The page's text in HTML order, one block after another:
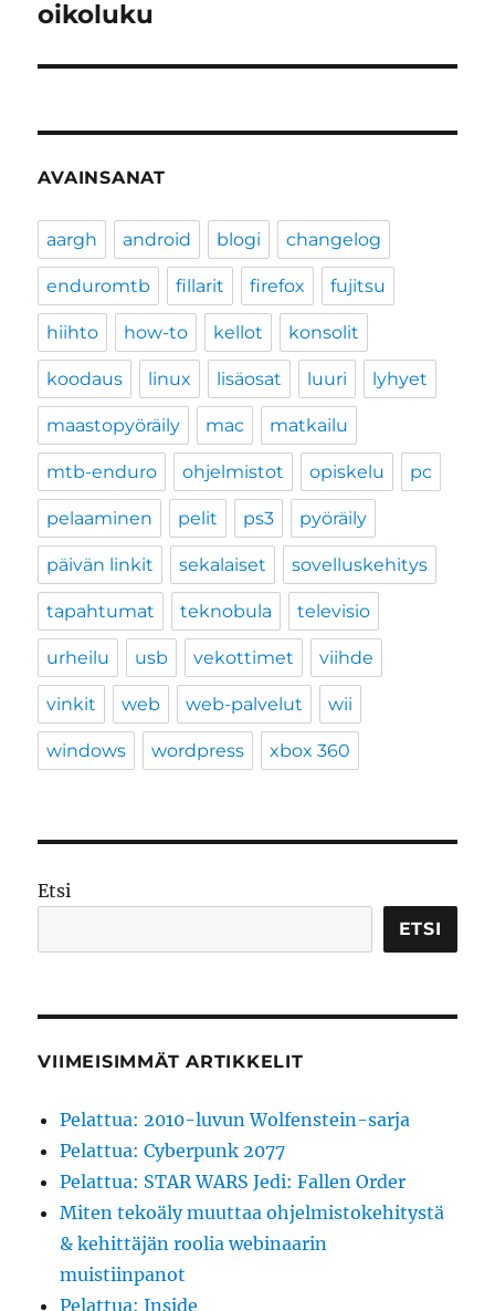
oikoluku
AVAINSANAT
aargh android blogi changelog
enduromtb fillarit firefox fujitsu
hiihto how-to kellot konsolit
koodaus linux lisäosat luuri lyhyet
maastopyöräily mac matkailu
mtb-enduro ohjelmistot opiskelu pc
pelaaminen pelit ps3 pyöräily
päivän linkit sekalaiset sovelluskehitys
tapahtumat teknobula televisio
urheilu usb vekottimet viihde
vinkit web web-palvelut wii
windows wordpress xbox 360
Etsi
ETSI
VIIMEISIMMÄT ARTIKKELIT
Pelattua: 2010-luvun Wolfenstein-sarja
Pelattua: Cyberpunk 2077
Pelattua: STAR WARS Jedi: Fallen Order
Miten tekoäly muuttaa ohjelmistokehitystä
& kehittäjän roolia webinaarin
muistiinpanot
Pelattua: Inside